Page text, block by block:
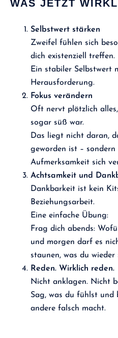
WAS JETZT
Selbstwert stärken
Zweifel fühlen sich
dich existenziell treffen.
Ein stabiler Selbstwert
Herausforderung.
Fokus verändern
Oft nervt plötzlich
sogar süß war.
Das liegt nicht daran,
geworden ist – sondern
Aufmerksamkeit sich
Achtsamkeit und
Dankbarkeit ist kein
Beziehungsarbeit.
Eine einfache Übung:
Frag dich abends:
und morgen darf es
staunen, was du wieder
Reden. Wirklich reden.
Nicht anklagen. Nicht
Sag, was du fühlst und
andere falsch macht.